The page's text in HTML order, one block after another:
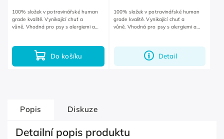
Do košíku
100% složek v potravinářské human
grade kvalitě. Vynikající chuť a
vůně. Vhodná pro psy s alergiemi a
Detail
100% složek v potravinářské human
grade kvalitě. Vynikající chuť a
vůně. Vhodná pro psy s alergiemi a
Popis Diskuze
Detailní popis produktu